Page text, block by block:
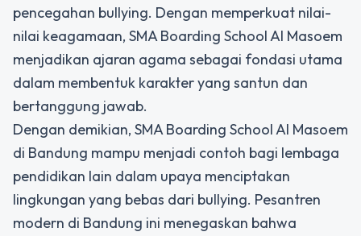
pencegahan bullying. Dengan memperkuat nilai-
nilai keagamaan, SMA Boarding School Al Masoem
menjadikan ajaran agama sebagai fondasi utama
dalam membentuk karakter yang santun dan
bertanggung jawab.
Dengan demikian, SMA Boarding School Al Masoem
di Bandung mampu menjadi contoh bagi lembaga
pendidikan lain dalam upaya menciptakan
lingkungan yang bebas dari bullying. Pesantren
modern di Bandung ini menegaskan bahwa